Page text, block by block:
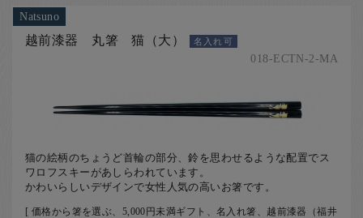
Natsuno
越前漆器 丸箸 猫（大） 名入れ可
018-ECTN-2-MA
猫の絵柄のちょうど首輪の部分、鈴を思わせるような配置でス
ワロフスキーがあしらわれています。
かわいらしいデザインで女性人気の高いお箸です。
[ 価格から箸を選ぶ、5,000円未満ギフト、名入れ箸、越前漆器（福井